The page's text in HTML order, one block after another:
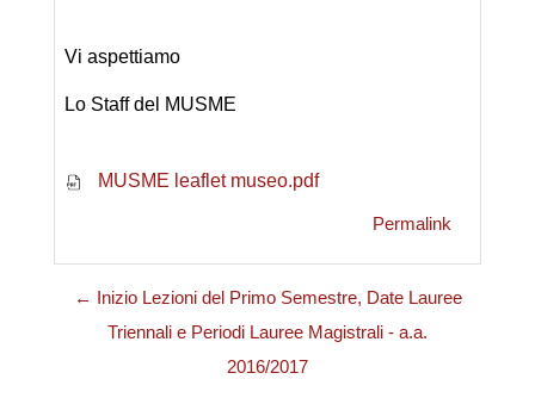
Vi aspettiamo
Lo Staff del MUSME
MUSME leaflet museo.pdf
Permalink
← Inizio Lezioni del Primo Semestre, Date Lauree
Triennali e Periodi Lauree Magistrali - a.a.
2016/2017